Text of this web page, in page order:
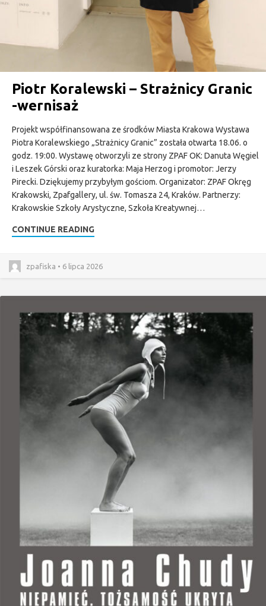
Piotr Koralewski – Strażnicy Granic
-wernisaż
Projekt współfinansowana ze środków Miasta Krakowa Wystawa
Piotra Koralewskiego „Strażnicy Granic” została otwarta 18.06. o
godz. 19:00. Wystawę otworzyli ze strony ZPAF OK: Danuta Węgiel
i Leszek Górski oraz kuratorka: Maja Herzog i promotor: Jerzy
Pirecki. Dziękujemy przybyłym gościom. Organizator: ZPAF Okręg
Krakowski, Zpafgallery, ul. św. Tomasza 24, Kraków. Partnerzy:
Krakowskie Szkoły Arystyczne, Szkoła Kreatywnej…
CONTINUE READING
zpafiska • 6 lipca 2026